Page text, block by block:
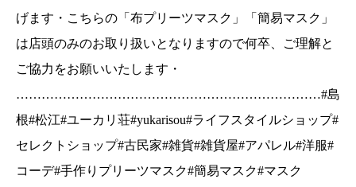
げます・こちらの「布プリーツマスク」「簡易マスク」
は店頭のみのお取り扱いとなりますので何卒、ご理解と
ご協力をお願いいたします・
………………………………………………………………#島
根#松江#ユーカリ荘#yukarisou#ライフスタイルショップ#
セレクトショップ#古民家#雑貨#雑貨屋#アパレル#洋服#
コーデ#手作りプリーツマスク#簡易マスク#マスク